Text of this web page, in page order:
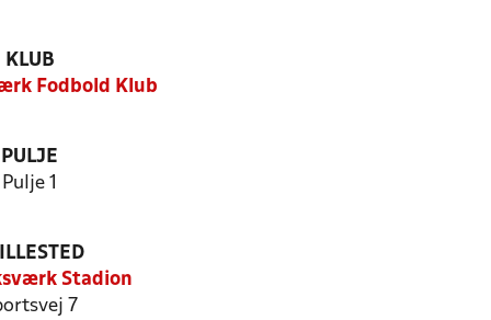
KLUB
Fodbold Klub
PULJE
Pulje 1
Stadion
7